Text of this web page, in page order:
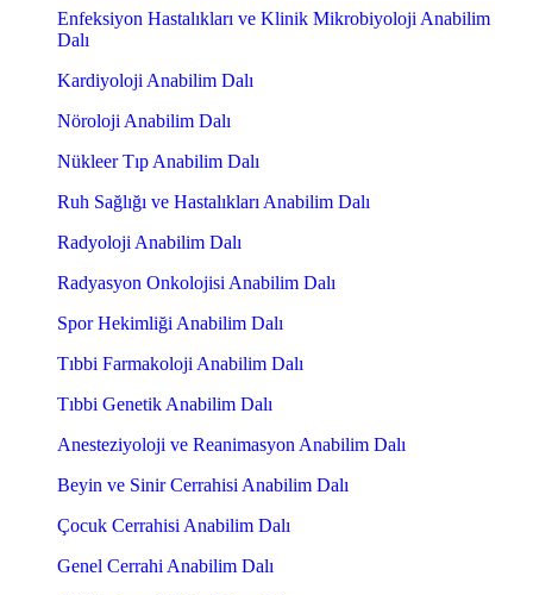
Enfeksiyon Hastalıkları ve Klinik Mikrobiyoloji Anabilim
Dalı
Kardiyoloji Anabilim Dalı
Nöroloji Anabilim Dalı
Nükleer Tıp Anabilim Dalı
Ruh Sağlığı ve Hastalıkları Anabilim Dalı
Radyoloji Anabilim Dalı
Radyasyon Onkolojisi Anabilim Dalı
Spor Hekimliği Anabilim Dalı
Tıbbi Farmakoloji Anabilim Dalı
Tıbbi Genetik Anabilim Dalı
Anesteziyoloji ve Reanimasyon Anabilim Dalı
Beyin ve Sinir Cerrahisi Anabilim Dalı
Çocuk Cerrahisi Anabilim Dalı
Genel Cerrahi Anabilim Dalı